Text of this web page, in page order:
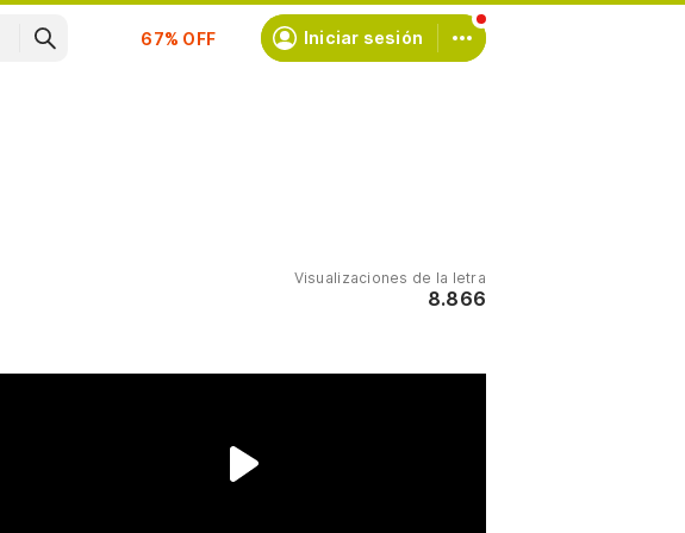
Suscríbete Iniciar sesión
Visualizaciones de la letra
8.866